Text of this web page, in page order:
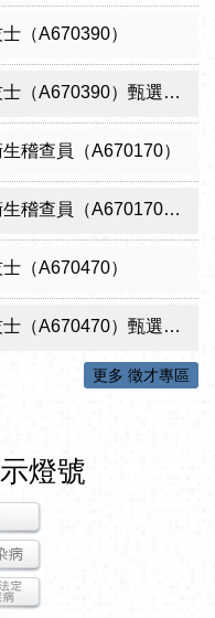
（A670390）
）甄選結果從缺
稽查員（A670170）
（A670170）甄選結果從缺
（A670470）
）甄選結果從缺
更多 徵才專區
燈號